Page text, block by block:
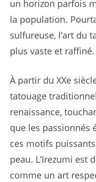
un horizon parfois
la population.
sulfureuse, l’art du
plus vaste et raffiné.
À partir du XXe
tatouage
renaissance,
que les passionnés
ces motifs
peau. L’Irezumi est
comme un art